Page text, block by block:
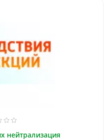
нейтрализация